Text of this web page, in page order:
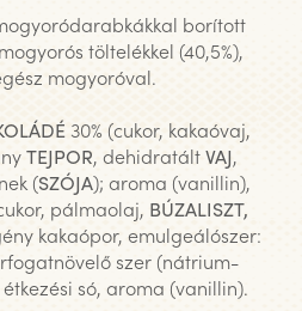
borított
töltelékkel (40,5%),
mogyoróval.
30% (cukor, kakaóvaj,
TEJPOR, dehidratáltVAJ,
(SZÓJA); aroma (vanillin),
pálmaolaj, BÚZALISZT,
kakaópor, emulgeálószer:
szer (nátrium-
só, aroma (vanillin).